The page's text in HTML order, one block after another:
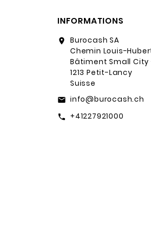
INFORMATIONS
location_on
Burocash SA
Chemin Louis-
Bâtiment Small City
1213 Petit-Lancy
Suisse
email info@burocash.ch
call +41227921000